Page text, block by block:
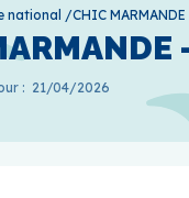
national /CHIC MARMANDE
: 21/04/2026